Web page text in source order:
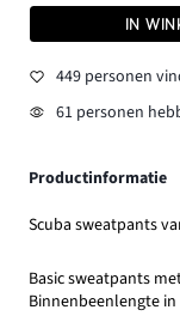
IN
449 personen
61 personen
Productinformatie
Scuba sweatpants
Basic sweatpants
Binnenbeenlengte in